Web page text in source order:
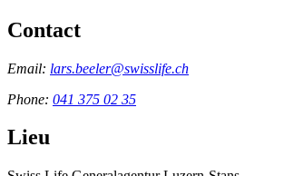
Contact
Email: lars.beeler@swisslife.ch
Phone: 041 375 02 35
Lieu